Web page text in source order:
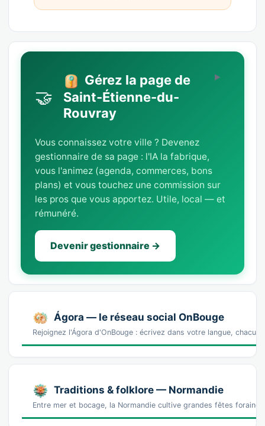
🤝
Gérez la page de
Saint-Étienne-du-
Rouvray
Vous connaissez votre ville ? Devenez
gestionnaire de sa page : l'IA la fabrique,
vous l'animez (agenda, commerces, bons
plans) et vous touchez une commission sur
les pros que vous apportez. Utile, local — et
rémunéré.
Devenir gestionnaire →
Ágora — le réseau social OnBouge
Rejoignez l'Ágora d'OnBouge : écrivez dans votre langue,
Traditions & folklore — Normandie
Entre mer et bocage, la Normandie cultive grandes fêtes